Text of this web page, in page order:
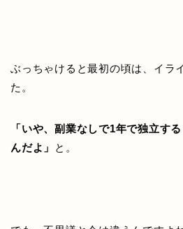
ぶっちゃけると最初の頃は、イラ
た。
「いや、副業なしで1年で独立す
んだよ」
と。